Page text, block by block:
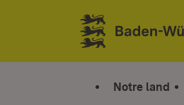
Sauter au contenu
Link zur Startseite
Notre land